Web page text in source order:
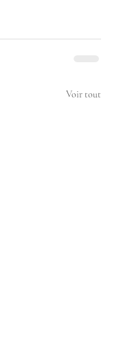
Voir tout